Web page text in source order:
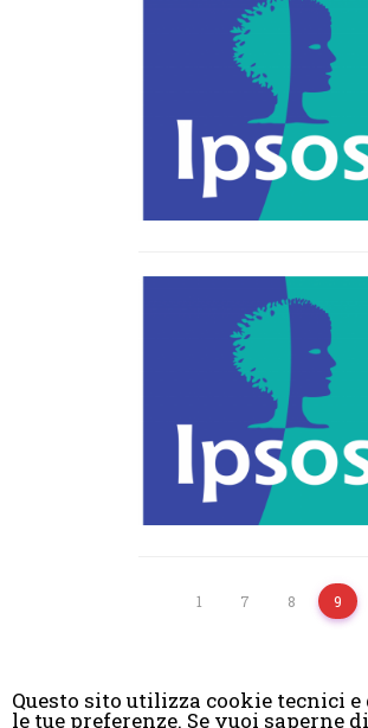
1 7 8 9
Questo sito utilizza cookie tecnici
le tue preferenze. Se vuoi saperne